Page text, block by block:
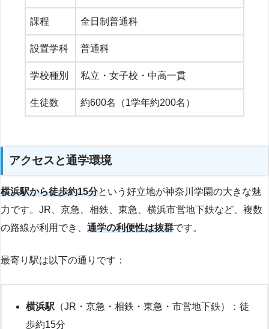
課程 全日制普通科
設置学科 普通科
学校種別 私立・女子校・中高一貫
生徒数 約600名（1学年約200名）
アクセスと通学環境
横浜駅から徒歩約15分という好立地が神奈川学園の大きな魅
力です。JR、京急、相鉄、東急、横浜市営地下鉄など、複数
の路線が利用でき、 通学の利便性は抜群です。
最寄り駅は以下の通りです：
横浜駅 （JR・京急・相鉄・東急・市営地下鉄）：徒
歩約15分